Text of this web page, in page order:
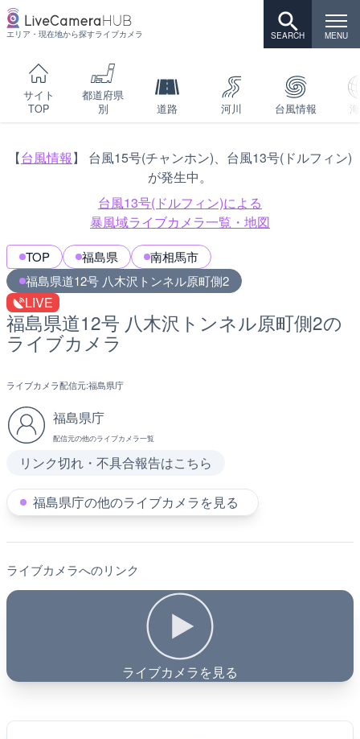
エリア・現在地から探すライブカメラ
サイト
TOP
都道府県
別
道路 河川 台風情報
【台風情報】 台風15号(チャンホン)、台風13号(ドルフィン)
が発生中。
台風13号(ドルフィン)による
暴風域ライブカメラ一覧・地図
TOP 福島県
南相馬市
福島県道12号 八木沢トンネル原町側2
LIVE
福島県道12号 八木沢トンネル原町側2の
ライブカメラ
ライブカメラ配信元:福島県庁
福島県庁
配信元の他のライブカメラ一覧
リンク切れ・不具合報告はこちら
福島県庁の他のライブカメラを見る
ライブカメラへのリンク
ライブカメラを見る